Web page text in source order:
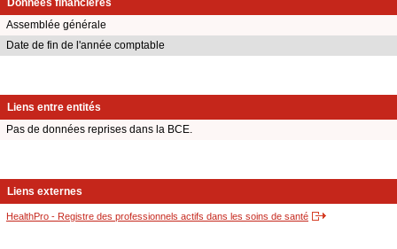
Données financières
Assemblée générale
Date de fin de l'année comptable
Liens entre entités
Pas de données reprises dans la BCE.
Liens externes
HealthPro - Registre des professionnels actifs dans les soins de santé